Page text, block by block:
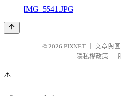
IMG_5541.JPG
© 2026 PIXNET
文章與
隱私權政策
⚠️